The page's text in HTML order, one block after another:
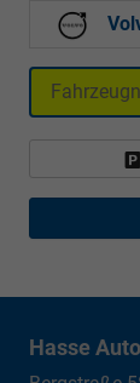
Fahrzeugnr.
Hasse